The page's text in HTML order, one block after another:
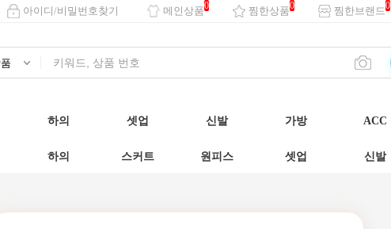
아이디/비밀번호찾기 메인상품0 찜한상품0 찜한브랜드0
하의 셋업 신발 가방 ACC
하의 스커트 원피스 셋업 신발